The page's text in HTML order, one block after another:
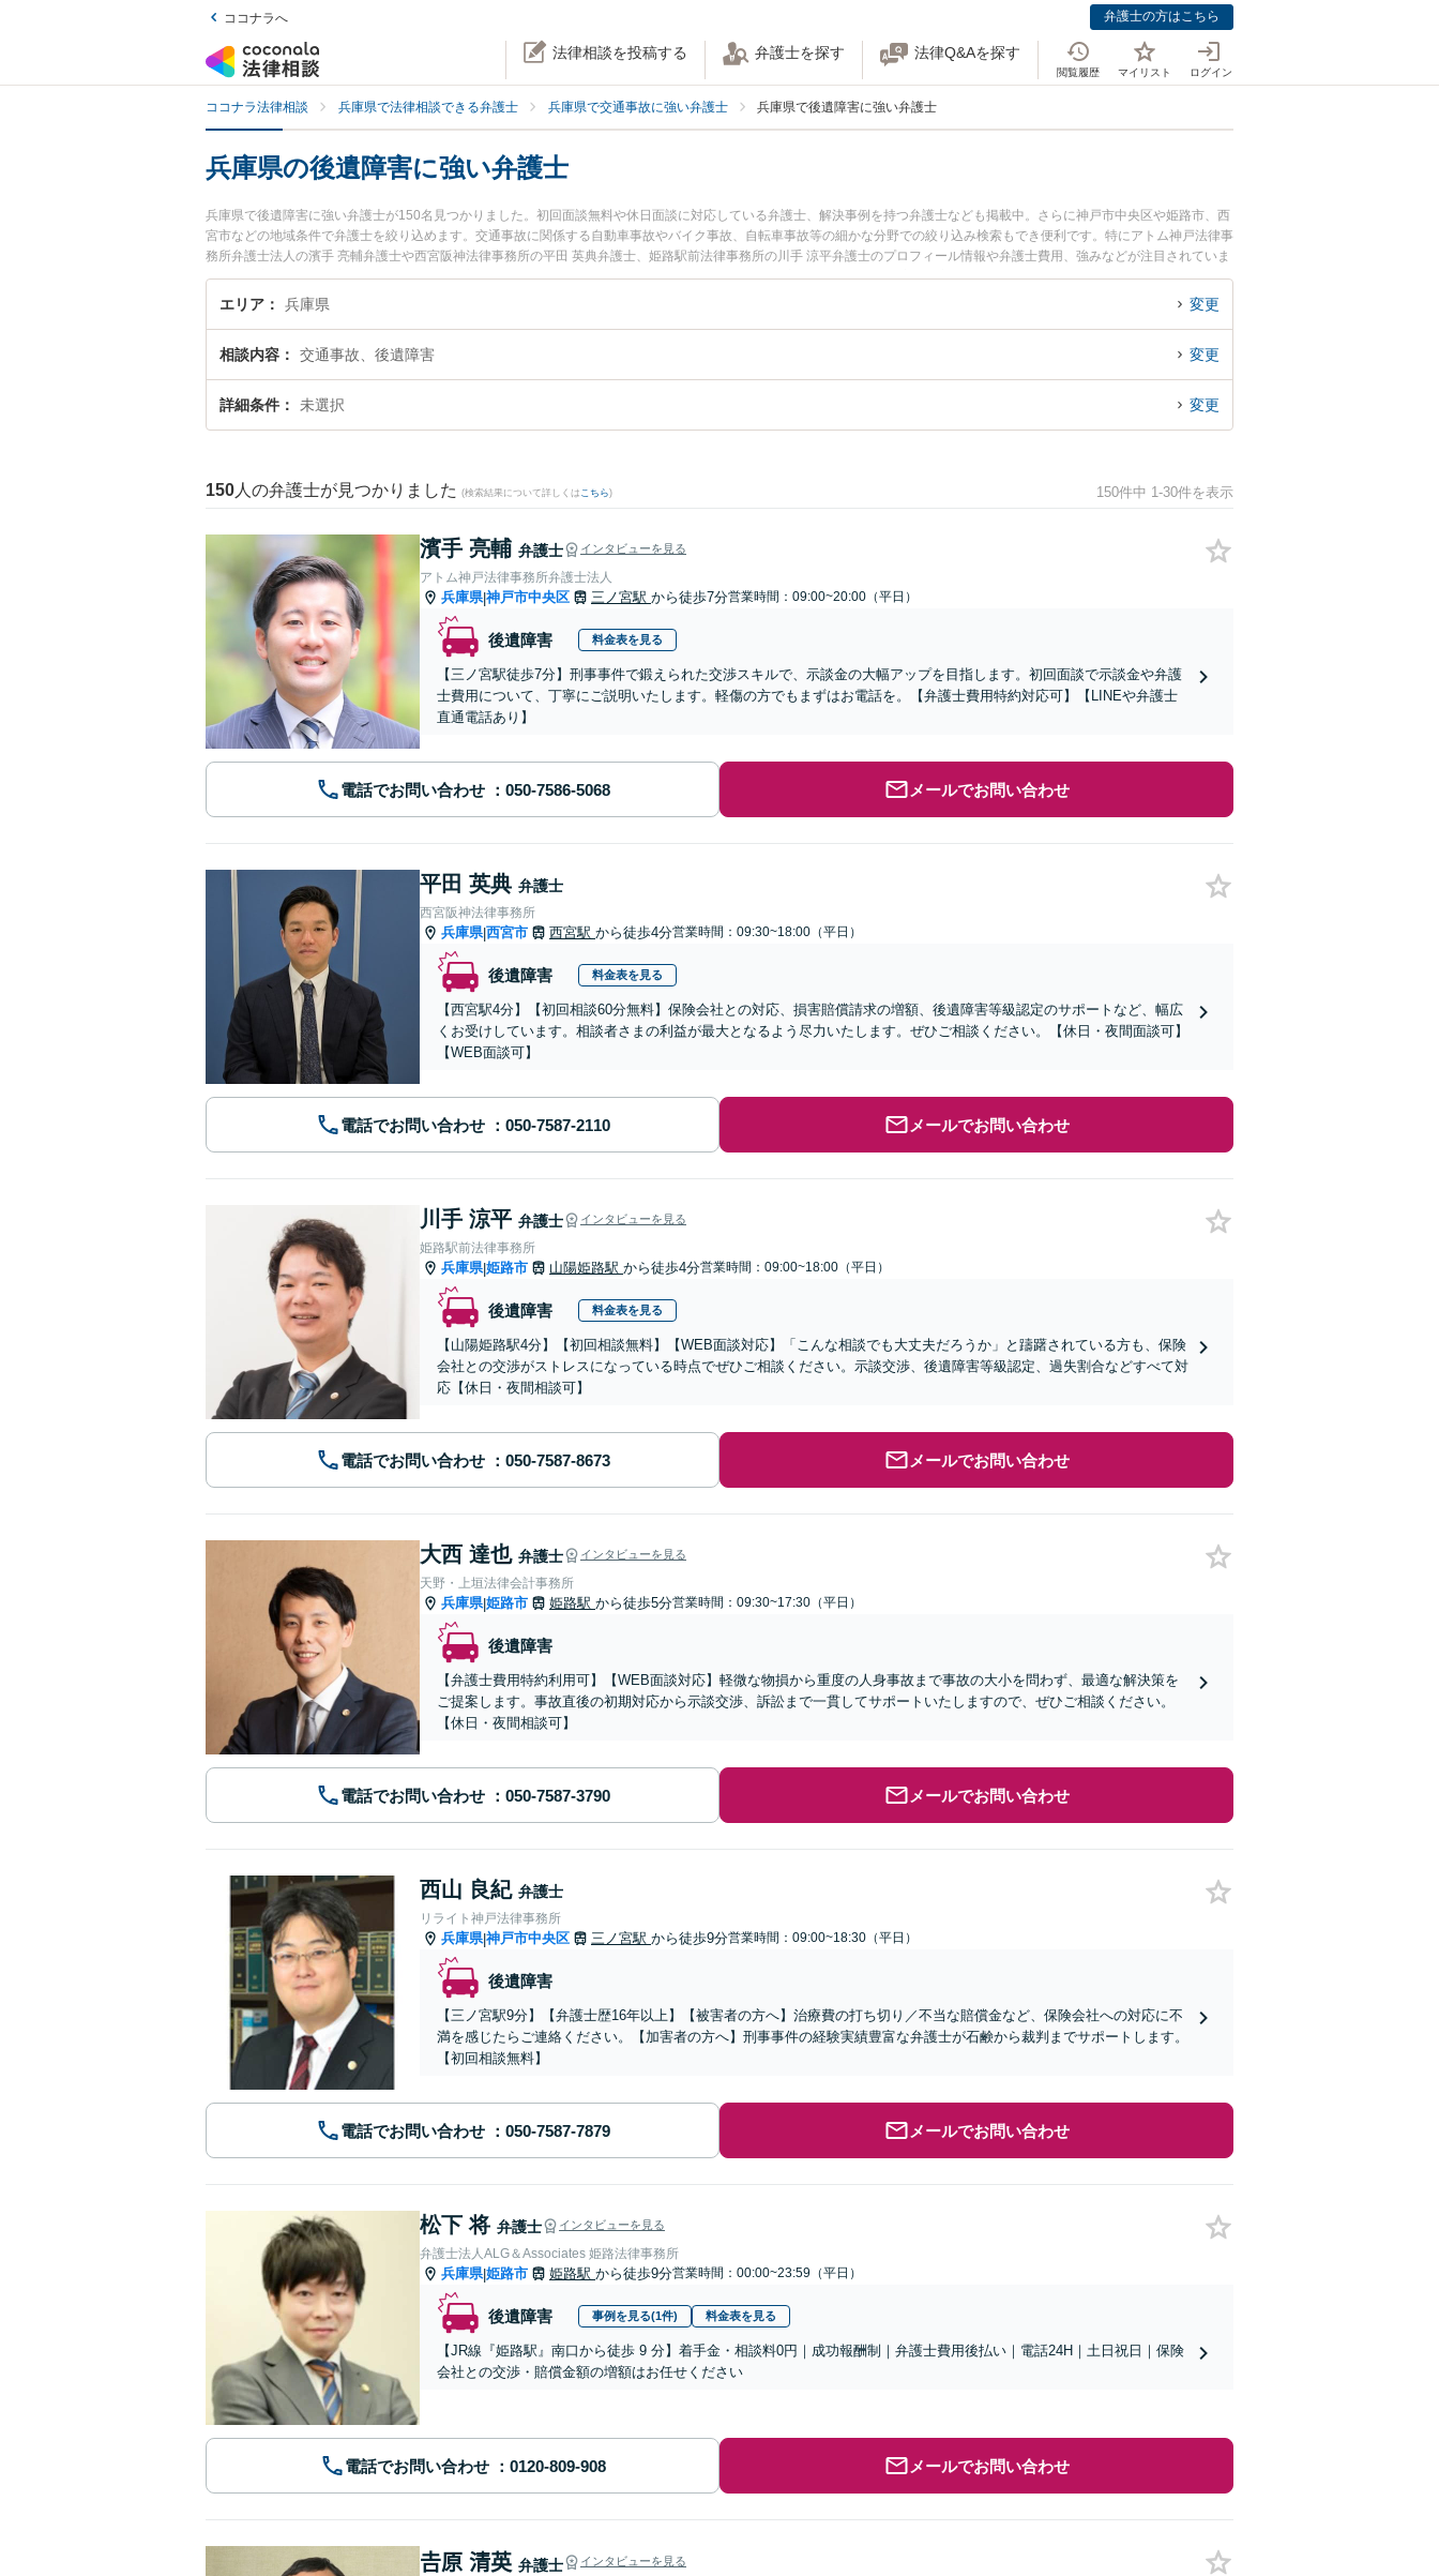
ココナラへ 弁護士の方はこちら
法律相談を投稿する 弁護士を探す 法律Q&Aを探す
閲覧履歴 マイリスト ログイン
ココナラ法律相談 兵庫県で法律相談できる弁護士 兵庫県で交通事故に強い弁護士 兵庫県で後遺障害に強い弁護士
兵庫県の後遺障害に強い弁護士
兵庫県で後遺障害に強い弁護士が150名見つかりました。初回面談無料や休日面談に対応している弁護士、解決事例を持つ弁護士なども掲載中。さらに神戸市中央区や姫路市、西
宮市などの地域条件で弁護士を絞り込めます。交通事故に関係する自動車事故やバイク事故、自転車事故等の細かな分野での絞り込み検索もでき便利です。特にアトム神戸法律事
務所弁護士法人の濱手 亮輔弁護士や西宮阪神法律事務所の平田 英典弁護士、姫路駅前法律事務所の川手 涼平弁護士のプロフィール情報や弁護士費用、強みなどが注目されていま
す。『兵庫県で土日や夜間に発生した後遺障害のトラブルを今すぐに弁護士に相談したい』『後遺障害のトラブル解決の実績豊富な近くの弁護士を検索したい』『初回相談無料で
後遺障害を法律相談できる兵庫県内の弁護士に相談予約したい』などでお困りの相談者さんにおすすめです。
エリア 兵庫県 変更
相談内容 交通事故、後遺障害 変更
詳細条件 未選択 変更
150 人の弁護士が見つかりました (検索結果について詳しくは こちら) 150件中 1-30件を表示
濱手 亮輔 弁護士 インタビューを見る
アトム神戸法律事務所弁護士法人
兵庫県|神戸市中央区 三ノ宮駅 から徒歩7分営業時間：09:00~20:00（平日）
後遺障害 料金表を見る
【三ノ宮駅徒歩7分】刑事事件で鍛えられた交渉スキルで、示談金の大幅アップを目指します。初回面談で示談金や弁護
士費用について、丁寧にご説明いたします。軽傷の方でもまずはお電話を。【弁護士費用特約対応可】【LINEや弁護士
直通電話あり】
電話でお問い合わせ メールでお問い合わせ
平田 英典 弁護士
西宮阪神法律事務所
兵庫県|西宮市 西宮駅 から徒歩4分営業時間：09:30~18:00（平日）
後遺障害 料金表を見る
【西宮駅4分】【初回相談60分無料】保険会社との対応、損害賠償請求の増額、後遺障害等級認定のサポートなど、幅広
くお受けしています。相談者さまの利益が最大となるよう尽力いたします。ぜひご相談ください。【休日・夜間面談可】
【WEB面談可】
電話でお問い合わせ メールでお問い合わせ
川手 涼平 弁護士 インタビューを見る
姫路駅前法律事務所
兵庫県|姫路市 山陽姫路駅 から徒歩4分営業時間：09:00~18:00（平日）
後遺障害 料金表を見る
【山陽姫路駅4分】【初回相談無料】【WEB面談対応】「こんな相談でも大丈夫だろうか」と躊躇されている方も、保険
会社との交渉がストレスになっている時点でぜひご相談ください。示談交渉、後遺障害等級認定、過失割合などすべて対
応【休日・夜間相談可】
電話でお問い合わせ メールでお問い合わせ
大西 達也 弁護士 インタビューを見る
天野・上垣法律会計事務所
兵庫県|姫路市 姫路駅 から徒歩5分営業時間：09:30~17:30（平日）
後遺障害
【弁護士費用特約利用可】【WEB面談対応】軽微な物損から重度の人身事故まで事故の大小を問わず、最適な解決策を
ご提案します。事故直後の初期対応から示談交渉、訴訟まで一貫してサポートいたしますので、ぜひご相談ください。
【休日・夜間相談可】
電話でお問い合わせ メールでお問い合わせ
西山 良紀 弁護士
リライト神戸法律事務所
兵庫県|神戸市中央区 三ノ宮駅 から徒歩9分営業時間：09:00~18:30（平日）
後遺障害
【三ノ宮駅9分】【弁護士歴16年以上】【被害者の方へ】治療費の打ち切り／不当な賠償金など、保険会社への対応に不
満を感じたらご連絡ください。【加害者の方へ】刑事事件の経験実績豊富な弁護士が石鹸から裁判までサポートします。
【初回相談無料】
電話でお問い合わせ メールでお問い合わせ
松下 将 弁護士 インタビューを見る
弁護士法人ALG＆Associates 姫路法律事務所
兵庫県|姫路市 姫路駅 から徒歩9分営業時間：00:00~23:59（平日）
後遺障害 事例を見る(1件) 料金表を見る
【JR線『姫路駅』南口から徒歩 9 分】着手金・相談料0円｜成功報酬制｜弁護士費用後払い｜電話24H｜土日祝日｜保険
会社との交渉・賠償金額の増額はお任せください
電話でお問い合わせ メールでお問い合わせ
𠮷原 清英 弁護士 インタビューを見る